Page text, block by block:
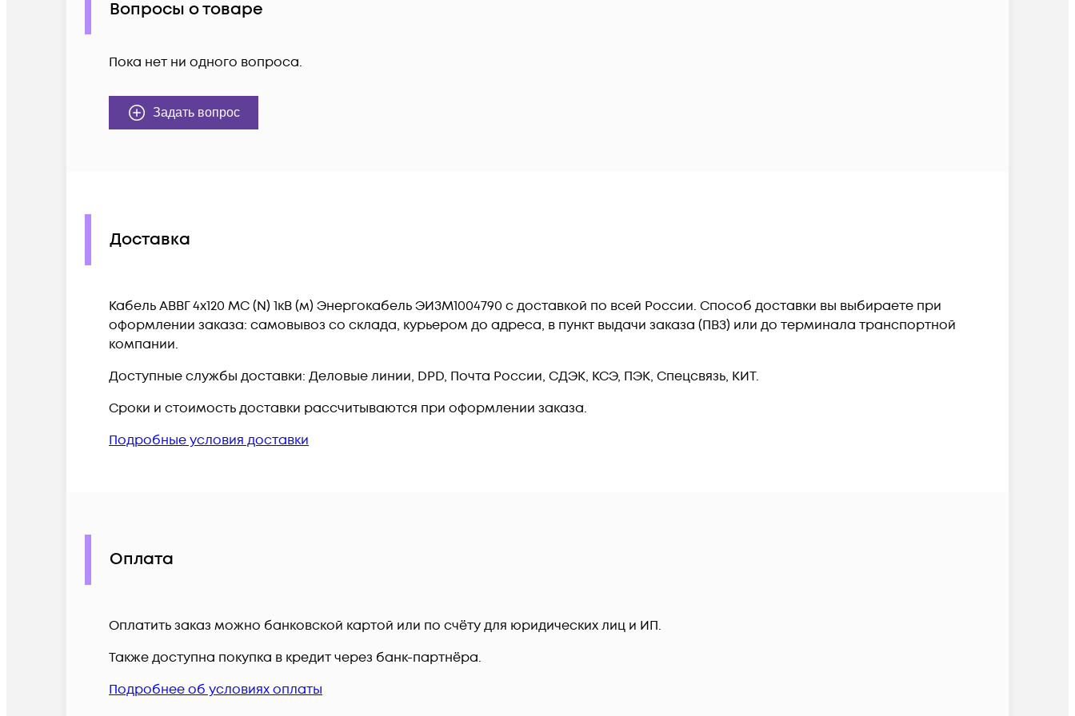
Вопросы о товаре
Пока нет ни одного вопроса.
Задать вопрос
Доставка
Кабель АВВГ 4х120 МС (N) 1кВ (м) Энергокабель ЭИЗМ1004790 c доставкой по всей России. Способ доставки вы выбираете при
оформлении заказа: самовывоз со склада, курьером до адреса, в пункт выдачи заказа (ПВЗ) или до терминала транспортной
компании.
Доступные службы доставки: Деловые линии, DPD, Почта России, СДЭК, КСЭ, ПЭК, Спецсвязь, КИТ.
Сроки и стоимость доставки рассчитываются при оформлении заказа.
Подробные условия доставки
Оплата
Оплатить заказ можно банковской картой или по счёту для юридических лиц и ИП.
Также доступна покупка в кредит через банк-партнёра.
Подробнее об условиях оплаты